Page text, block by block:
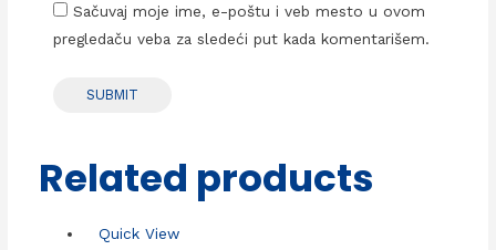
Sačuvaj moje ime, e-poštu i veb mesto u ovom
pregledaču veba za sledeći put kada komentarišem.
Related products
Quick View